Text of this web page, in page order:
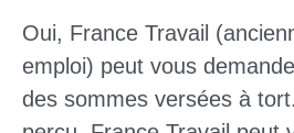
Oui, France Travail
emploi) peut vous
des sommes versées à